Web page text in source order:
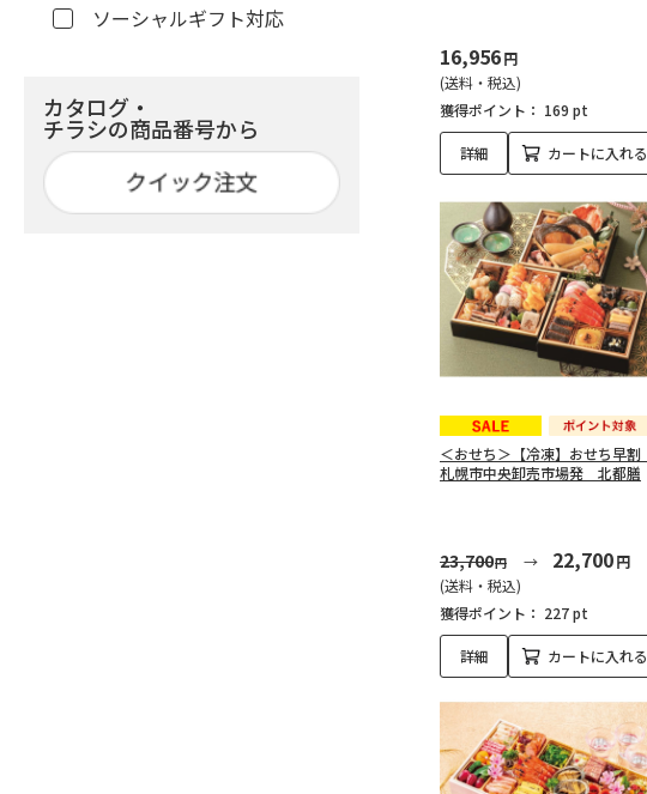
16,956円
(送料・税込)
獲得ポイント： 169 pt
詳細 カートに入れる
＜おせち＞【冷凍】おせち早割
札幌市中央卸売市場発 北都膳
23,700円 22,700円
(送料・税込)
獲得ポイント： 227 pt
詳細 カートに入れる
ソーシャルギフト対応
カタログ・
チラシの商品番号から